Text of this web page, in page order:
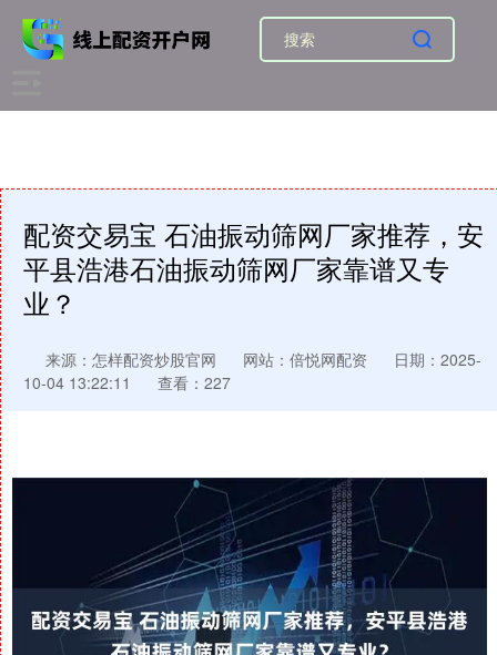
配资交易宝 石油振动筛网厂家推荐，安
平县浩港石油振动筛网厂家靠谱又专
业？
来源：怎样配资炒股官网 网站：倍悦网配资
日期：2025-
10-04 13:22:11
查看：227